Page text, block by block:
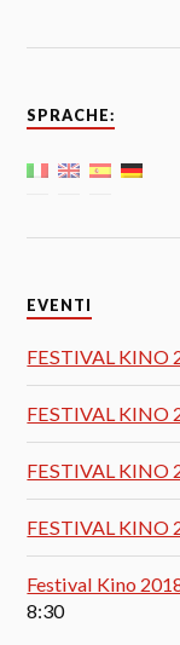
SPRACHE:
EVENTI
FESTIVAL KINO
FESTIVAL KINO
FESTIVAL KINO
FESTIVAL KINO
Festival Kino
8:30